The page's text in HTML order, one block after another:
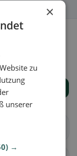
×
zu
unserer
→